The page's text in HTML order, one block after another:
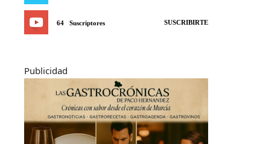
64 Suscriptores SUSCRIBIRTE
Publicidad